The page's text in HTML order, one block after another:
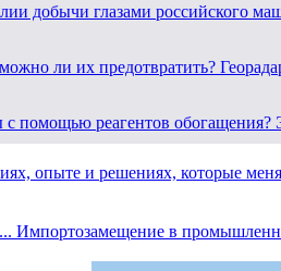
добычи глазами российского
ли их предотвратить?
с помощью реагентов
опыте и решениях, которые
Импортозамещение в